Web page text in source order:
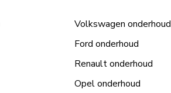
Volkswagen onderhoud
Ford onderhoud
Renault onderhoud
Opel onderhoud